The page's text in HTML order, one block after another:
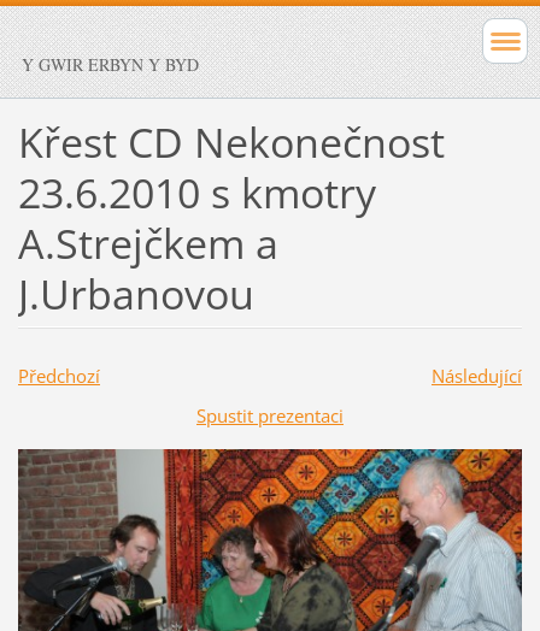
Y GWIR ERBYN Y BYD
Křest CD Nekonečnost
23.6.2010 s kmotry
A.Strejčkem a
J.Urbanovou
Předchozí
Následující
Spustit prezentaci